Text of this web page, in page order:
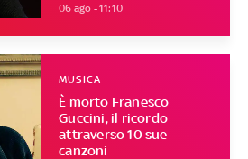
06 ago - 11:10
È morto Franesco
Guccini, il ricordo
attraverso 10 sue
canzoni
MUSICA